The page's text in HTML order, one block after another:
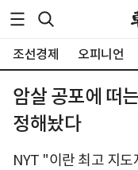
조선경제 오피니언
암살 공포에 떠
정해놨다
NYT "이란 최고 지도